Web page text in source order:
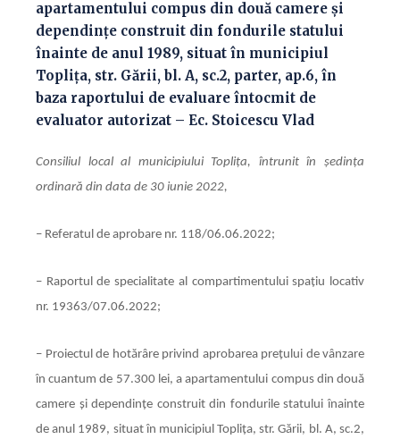
apartamentului compus din două camere și
dependințe construit din fondurile statului
înainte de anul 1989, situat în municipiul
Toplița, str. Gării, bl. A, sc.2, parter, ap.6, în
baza raportului de evaluare întocmit de
evaluator autorizat – Ec. Stoicescu Vlad
Consiliul local al municipiului Toplița, întrunit în ședința
ordinară din data de 30 iunie 2022,
– Referatul de aprobare nr. 118/06.06.2022;
– Raportul de specialitate al compartimentului spațiu locativ
nr. 19363/07.06.2022;
– Proiectul de hotărâre privind aprobarea preţului de vânzare
în cuantum de 57.300 lei, a apartamentului compus din două
camere și dependințe construit din fondurile statului înainte
de anul 1989, situat în municipiul Toplița, str. Gării, bl. A, sc.2,